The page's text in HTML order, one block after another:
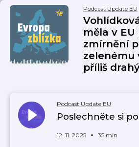
Podcast Update EU
měla v
zmírnění
zelenému
příliš
Podcast Update EU
Poslechněte si
12. 11. 2025 35 min